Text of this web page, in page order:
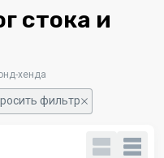
стока и
хенда
фильтр